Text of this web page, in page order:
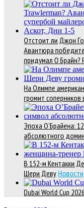
Отстоит ли Джон
Авантюра
придумал О Брайн?
На Олимпе
громит
Эпоха О’Брайена:
абсолютного
В 152-м Кентакки
Шери Деву Новости
Dubai World Cup